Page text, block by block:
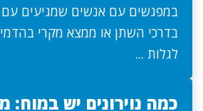
במפגשים עם אנשים שמגיעים עם
בדרכי השתן או ממצא מקרי
לגלות ...
כמה נוירונים יש במוח: